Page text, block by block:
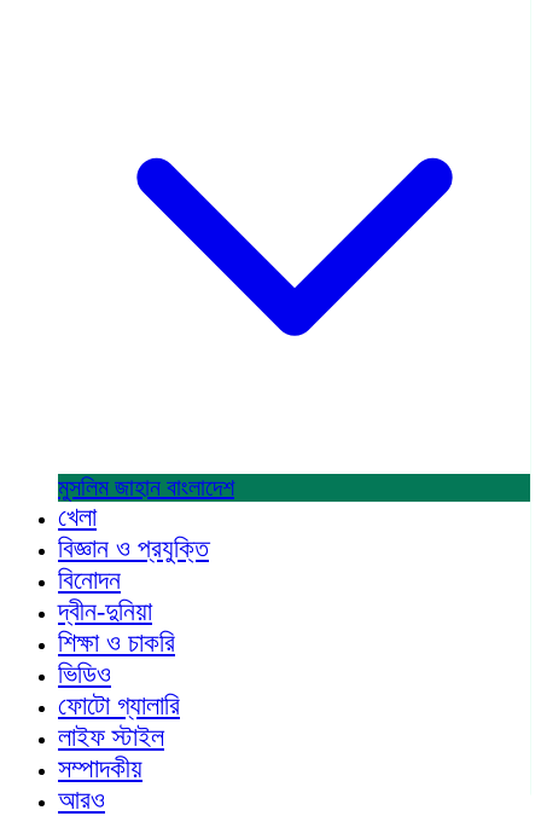
মুসলিম জাহান বাংলাদেশ
খেলা
বিজ্ঞান ও প্রযুক্তি
বিনোদন
দ্বীন-দুনিয়া
শিক্ষা ও চাকরি
ভিডিও
ফোটো গ্যালারি
লাইফ স্টাইল
সম্পাদকীয়
আরও